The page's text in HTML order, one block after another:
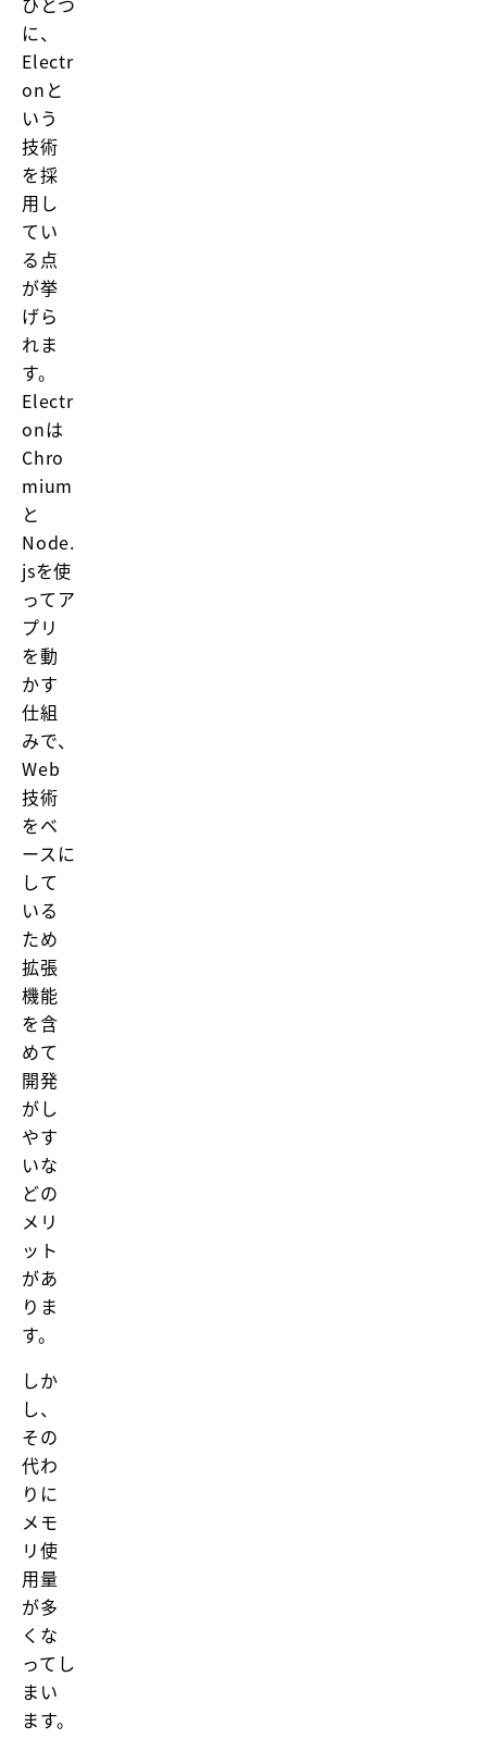
に、
Electr
onと
いう
技術
を採
用し
てい
る点
が挙
げら
れま
す。
Electr
onは
Chro
mium
と
Node.
jsを使
ってア
プリ
を動
かす
仕組
みで、
Web
技術
をベ
ースに
して
いる
ため
拡張
機能
を含
めて
開発
がし
やす
いな
どの
メリ
ット
があ
りま
す。
しか
し、
その
代わ
りに
メモ
リ使
用量
が多
くな
ってし
まい
ます。